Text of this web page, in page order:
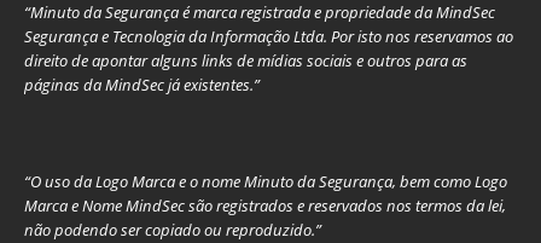
“Minuto da Segurança é marca registrada e propriedade da MindSec
Segurança e Tecnologia da Informação Ltda. Por isto nos reservamos ao
direito de apontar alguns links de mídias sociais e outros para as
páginas da MindSec já existentes.”
“O uso da Logo Marca e o nome Minuto da Segurança, bem como Logo
Marca e Nome MindSec são registrados e reservados nos termos da lei,
não podendo ser copiado ou reproduzido.”